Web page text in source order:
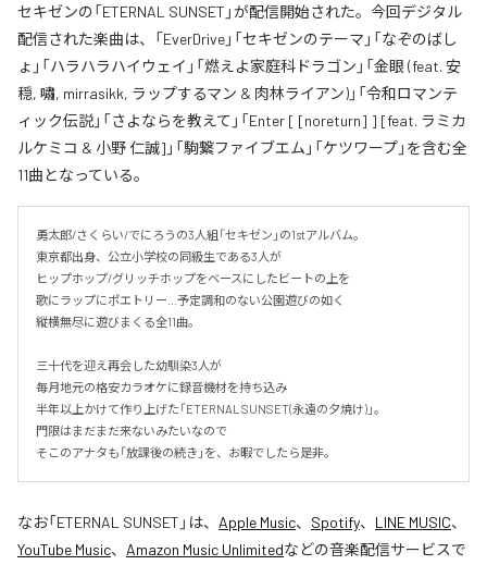
セキゼンの「ETERNAL SUNSET」が配信開始された。今回デジタル
配信された楽曲は、「EverDrive」「セキゼンのテーマ」「なぞのばし
ょ」「ハラハラハイウェイ」「燃えよ家庭科ドラゴン」「金眼 (feat. 安
穏, 嘯, mirrasikk, ラップするマン & 肉林ライアン)」「令和ロマンテ
ィック伝説」「さよならを教えて」「Enter [ [noreturn] ] [feat. ラミカ
ルケミコ & 小野 仁誠]」「駒繋ファイブエム」「ケツワープ」を含む全
11曲となっている。
勇太郎/さくらい/でにろうの3人組「セキゼン」の1stアルバム。
東京都出身、公立小学校の同級生である3人が
ヒップホップ/グリッチホップをベースにしたビートの上を
歌にラップにポエトリー…予定調和のない公園遊びの如く
縦横無尽に遊びまくる全11曲。
三十代を迎え再会した幼馴染3人が
毎月地元の格安カラオケに録音機材を持ち込み
半年以上かけて作り上げた「ETERNAL SUNSET(永遠の夕焼け)」。
門限はまだまだ来ないみたいなので
そこのアナタも「放課後の続き」を、お暇でしたら是非。
なお「ETERNAL SUNSET 」は、 Apple Music、 Spotify、 LINE MUSIC、
YouTube Music、 Amazon Music Unlimitedなどの音楽配信サービスで